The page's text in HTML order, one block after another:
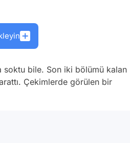
bile. Son iki bölümü kalan
Çekimlerde görülen bir